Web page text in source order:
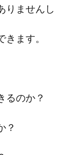
りませんし
ます。
るのか？
？